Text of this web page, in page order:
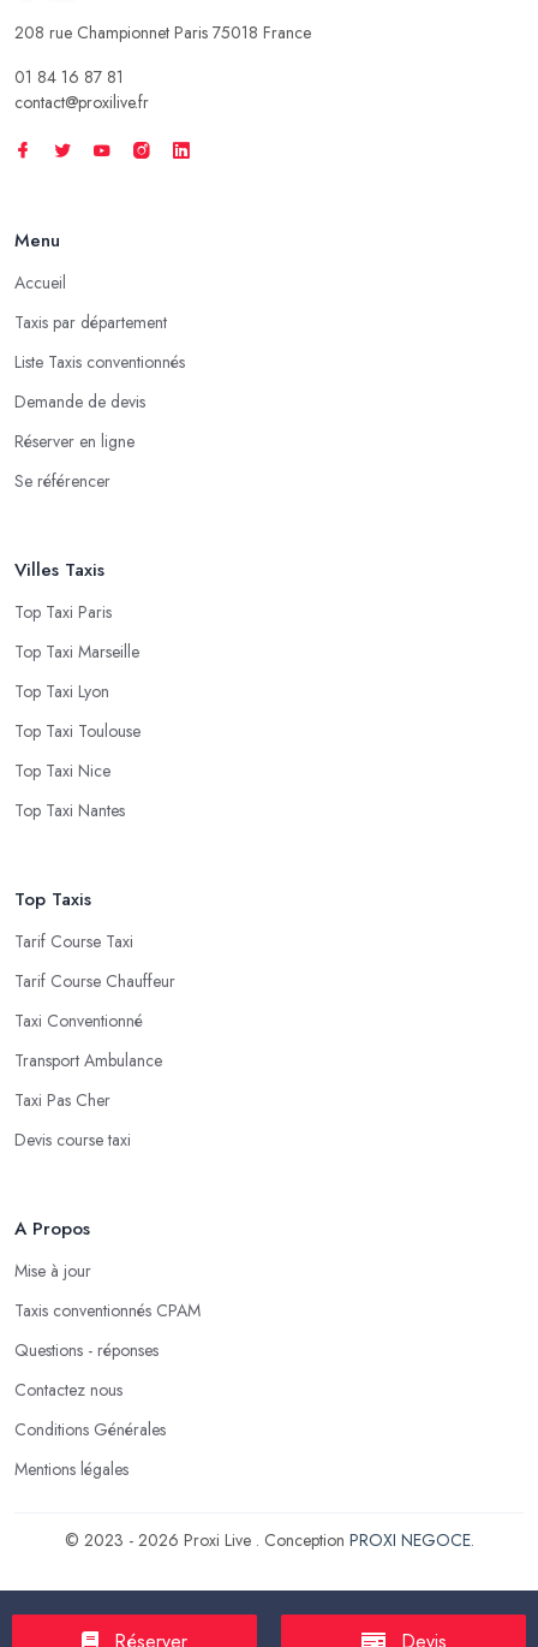
208 rue Championnet Paris 75018 France
01 84 16 87 81
contact@proxilive.fr
Menu
Accueil
Taxis par département
Liste Taxis conventionnés
Demande de devis
Réserver en ligne
Se référencer
Villes Taxis
Top Taxi Paris
Top Taxi Marseille
Top Taxi Lyon
Top Taxi Toulouse
Top Taxi Nice
Top Taxi Nantes
Top Taxis
Tarif Course Taxi
Tarif Course Chauffeur
Taxi Conventionné
Transport Ambulance
Taxi Pas Cher
Devis course taxi
A Propos
Mise à jour
Taxis conventionnés CPAM
Questions - réponses
Contactez nous
Conditions Générales
Mentions légales
© 2023 - 2026 Proxi Live . Conception PROXI NEGOCE.